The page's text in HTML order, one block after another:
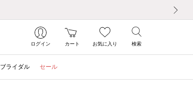
ログイン カート お気に入り 検索
ブライダル セール